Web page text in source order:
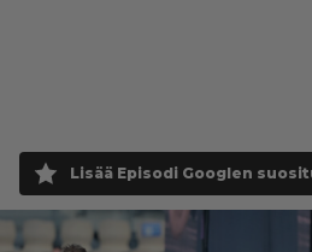
Lisää Episodi Googlen